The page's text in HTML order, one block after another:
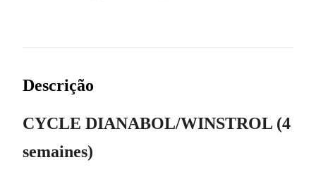
Descrição
CYCLE DIANABOL/WINSTROL (4
semaines)